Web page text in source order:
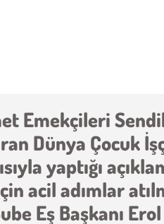
Emekçileri
Dünya Çocuk
yaptığı
acil adımlar
Eş Başkanı